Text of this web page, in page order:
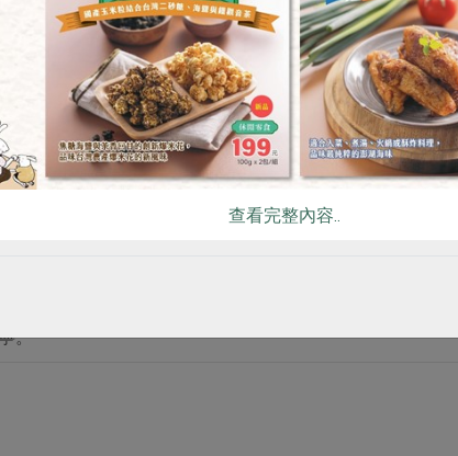
味
法將外皮、果肉除去，只留下咖啡豆－即咖啡樹果實的
粹的風味。日曬則是經過「發酵」讓風味昇華，就如同
了外皮、果肉，經過14~20天的半陰乾，讓咖啡果肉的
中間製程是採半水洗，即在果實去掉外皮後，連同果肉
沒有日曬相關的經驗與設備，且日曬需要農友每日查看
味都有細微的差別。若不是子鈺已跟當地農友與村落建
。
查看完整內容..